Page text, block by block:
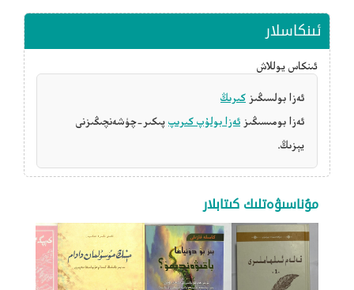
ئىنكاسلار
ئىنكاس يوللاش
ئەزا بولسىڭىز كىرىڭ
ئەزا بومىسىڭىز ئەزا بولۇپ كىرىپ پىكىر-چۈشەنچىڭىزنى
يېزىڭ.
مۇناسىۋەتلىك كىتابلار